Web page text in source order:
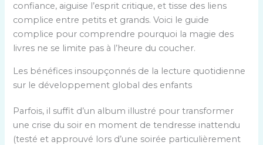
confiance, aiguise l’esprit critique, et tisse des liens
complice entre petits et grands. Voici le guide
complice pour comprendre pourquoi la magie des
livres ne se limite pas à l’heure du coucher.
Les bénéfices insoupçonnés de la lecture quotidienne
sur le développement global des enfants
Parfois, il suffit d’un album illustré pour transformer
une crise du soir en moment de tendresse inattendu
(testé et approuvé lors d’une soirée particulièrement